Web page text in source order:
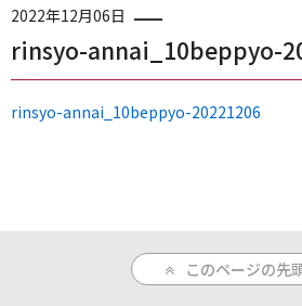
病院について
診療科・部門のご案内
入院のご案内
2022年12月06日
rinsyo-annai_10beppyo-
rinsyo-annai_10beppyo-20221206
このページの先